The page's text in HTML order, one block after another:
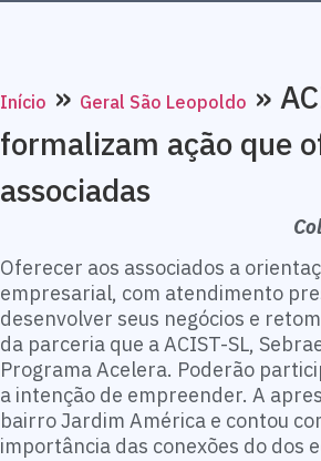
Início » Geral São Leopoldo »
formalizam ação que
associadas
Oferecer aos associados a
empresarial, com atendimento
desenvolver seus negócios e
da parceria que a ACIST-SL,
Programa Acelera. Poderão
a intenção de empreender. A
bairro Jardim América e contou
importância das conexões do dos